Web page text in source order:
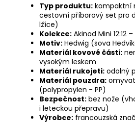
Typ produktu: kompaktní
cestovní příborový set pro
lžíce)
Kolekce: Akinod Mini 12:12
Motiv: Hedwig (sova
Materiál kovové části:
vysokým leskem
Materiál rukojeti: odolný
Materiál pouzdra:
(polypropylen - PP)
Bezpečnost: bez nože
i leteckou přepravu)
Výrobce: francouzská